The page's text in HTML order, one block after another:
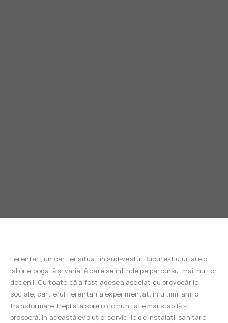
Ferentari, un cartier situat în sud-vestul Bucureștiului, are o
istorie bogată și variată care se întinde pe parcursul mai multor
decenii. Cu toate că a fost adesea asociat cu provocările
sociale, cartierul Ferentari a experimentat, în ultimii ani, o
transformare treptată spre o comunitate mai stabilă și
prosperă. În această evoluție, serviciile de instalații sanitare